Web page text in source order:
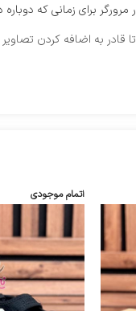
برای زمانی که
به اضافه کردن تصاویر
اتمام موجودی